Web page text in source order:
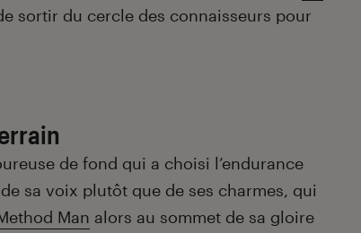
sortir du cercle des connaisseurs pour
de fond qui a choisi l’endurance
sa voix plutôt que de ses charmes, qui
Man alors au sommet de sa gloire